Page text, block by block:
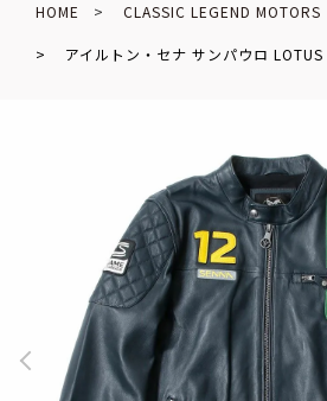
HOME CLASSIC LEGEND MOTORS
アイルトン・セナ サンパウロ